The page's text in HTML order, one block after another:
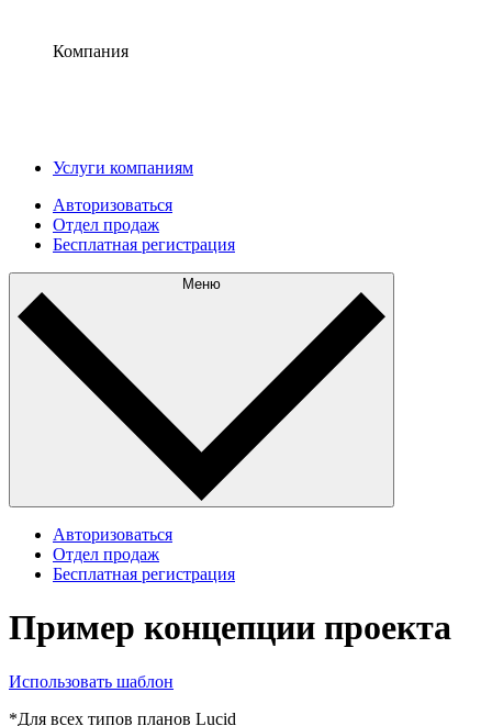
Компания
Услуги компаниям
Авторизоваться
Отдел продаж
Бесплатная регистрация
Меню
Авторизоваться
Отдел продаж
Бесплатная регистрация
Пример концепции проекта
Использовать шаблон
*Для всех типов планов Lucid